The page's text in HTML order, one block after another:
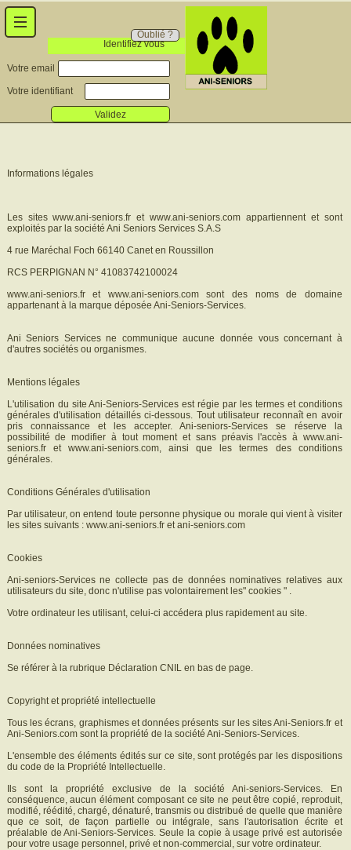
Identifiez vous
Oublié ?
Votre email
Votre identifiant
Validez
Informations légales
Les sites www.ani-seniors.fr et www.ani-seniors.com appartiennent et sont
exploités par la société Ani Seniors Services S.A.S
4 rue Maréchal Foch 66140 Canet en Roussillon
RCS PERPIGNAN N° 41083742100024
www.ani-seniors.fr et www.ani-seniors.com sont des noms de domaine
appartenant à la marque déposée Ani-Seniors-Services.
Ani Seniors Services ne communique aucune donnée vous concernant à
d'autres sociétés ou organismes.
Mentions légales
L'utilisation du site Ani-Seniors-Services est régie par les termes et conditions
générales d'utilisation détaillés ci-dessous. Tout utilisateur reconnaît en avoir
pris connaissance et les accepter. Ani-seniors-Services se réserve la
possibilité de modifier à tout moment et sans préavis l'accès à www.ani-
seniors.fr et www.ani-seniors.com, ainsi que les termes des conditions
générales.
Conditions Générales d'utilisation
Par utilisateur, on entend toute personne physique ou morale qui vient à visiter
les sites suivants : www.ani-seniors.fr et ani-seniors.com
Cookies
Ani-seniors-Services ne collecte pas de données nominatives relatives aux
utilisateurs du site, donc n'utilise pas volontairement les" cookies " .
Votre ordinateur les utilisant, celui-ci accédera plus rapidement au site.
Données nominatives
Se référer à la rubrique Déclaration CNIL en bas de page.
Copyright et propriété intellectuelle
Tous les écrans, graphismes et données présents sur les sites Ani-Seniors.fr et
Ani-Seniors.com sont la propriété de la société Ani-Seniors-Services.
L'ensemble des éléments édités sur ce site, sont protégés par les dispositions
du code de la Propriété Intellectuelle.
Ils sont la propriété exclusive de la société Ani-seniors-Services. En
conséquence, aucun élément composant ce site ne peut être copié, reproduit,
modifié, réédité, chargé, dénaturé, transmis ou distribué de quelle que manière
que ce soit, de façon partielle ou intégrale, sans l'autorisation écrite et
préalable de Ani-Seniors-Services. Seule la copie à usage privé est autorisée
pour votre usage personnel, privé et non-commercial, sur votre ordinateur.